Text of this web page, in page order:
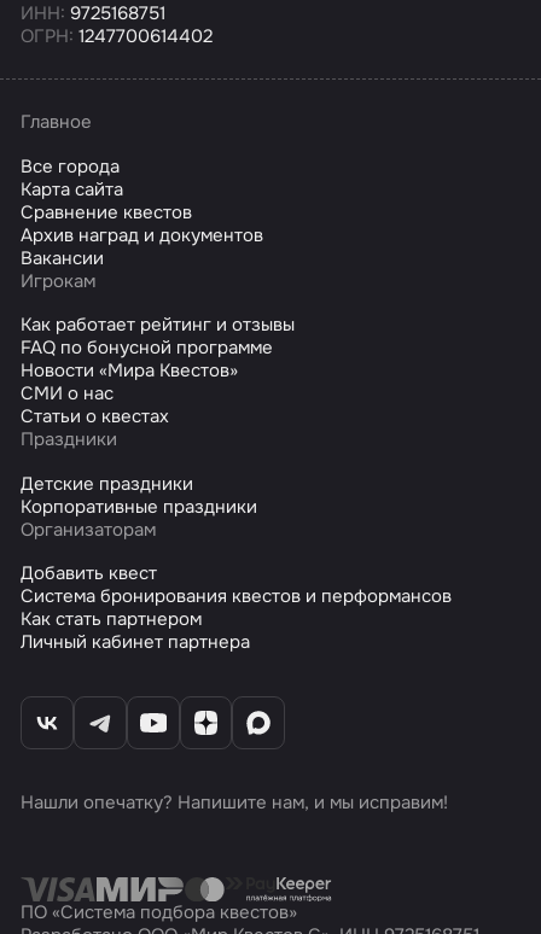
ИНН: 9725168751
ОГРН: 1247700614402
Главное
Все города
Карта сайта
Сравнение квестов
Архив наград и документов
Вакансии
Игрокам
Как работает рейтинг и отзывы
FAQ по бонусной программе
Новости «Мира Квестов»
СМИ о нас
Статьи о квестах
Праздники
Детские праздники
Корпоративные праздники
Организаторам
Добавить квест
Система бронирования квестов и перформансов
Как стать партнером
Личный кабинет партнера
Нашли опечатку? Напишите нам, и мы исправим!
ПО «Система подбора квестов»